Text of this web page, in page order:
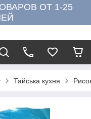
ОТ 1-25
Тайська кухня